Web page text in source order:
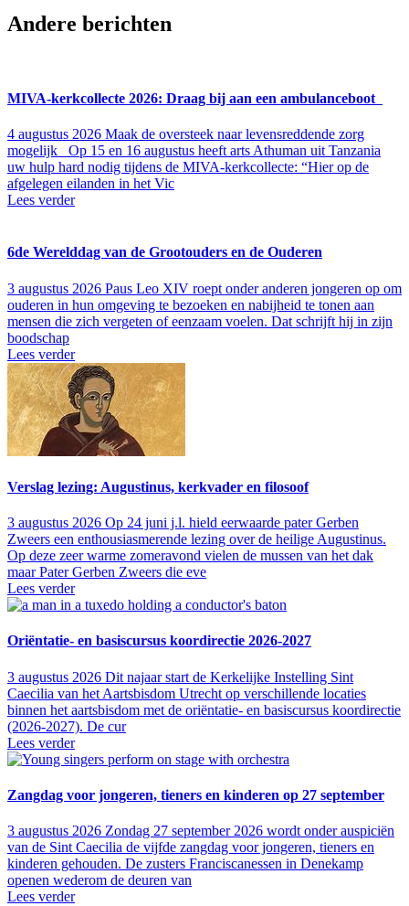
Andere berichten
MIVA-kerkcollecte 2026: Draag bij aan een ambulanceboot
4 augustus 2026 Maak de oversteek naar levensreddende zorg
mogelijk Op 15 en 16 augustus heeft arts Athuman uit Tanzania
uw hulp hard nodig tijdens de MIVA-kerkcollecte: “Hier op de
afgelegen eilanden in het Vic
Lees verder
6de Wereld­dag van de Groot­ouders en de Ouderen
3 augustus 2026 Paus Leo XIV roept onder anderen jon­ge­ren op om
ouderen in hun omge­ving te bezoeken en nabij­heid te tonen aan
mensen die zich vergeten of een­zaam voelen. Dat schrijft hij in zijn
bood­schap
Lees verder
Verslag lezing: Augustinus, kerkvader en filosoof
3 augustus 2026 Op 24 juni j.l. hield eerwaarde pater Gerben
Zweers een enthousiasmerende lezing over de heilige Augustinus.
Op deze zeer warme zomeravond vielen de mussen van het dak
maar Pater Gerben Zweers die eve
Lees verder
Oriëntatie- en basiscursus koordirectie 2026-2027
3 augustus 2026 Dit najaar start de Kerkelijke Instelling Sint
Caecilia van het Aartsbisdom Utrecht op verschillende locaties
binnen het aartsbisdom met de oriëntatie- en basiscursus koordirectie
(2026-2027). De cur
Lees verder
Zangdag voor jongeren, tieners en kinderen op 27 september
3 augustus 2026 Zondag 27 september 2026 wordt onder auspiciën
van de Sint Caecilia de vijfde zangdag voor jongeren, tieners en
kinderen gehouden. De zusters Franciscanessen in Denekamp
openen wederom de deuren van
Lees verder